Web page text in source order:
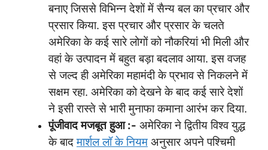
बनाए जिससे विभिन्न देशों में सैन्य बल का प्रचार और
प्रसार किया. इस प्रचार और प्रसार के चलते
अमेरिका के कई सारे लोगों को नौकरियां भी मिली और
वहां के उत्पादन में बहुत बड़ा बदलाव आया. इस वजह
से जल्द ही अमेरिका महामंदी के प्रभाव से निकलने में
सक्षम रहा. अमेरिका को देखने के बाद कई सारे देशों
ने इसी रास्ते से भारी मुनाफा कमाना आरंभ कर दिया.
पूंजीवाद मजबूत हुआ:- अमेरिका ने द्वितीय विश्व युद्ध
के बादमार्शल लॉ के नियम अनुसार अपने पश्चिमी